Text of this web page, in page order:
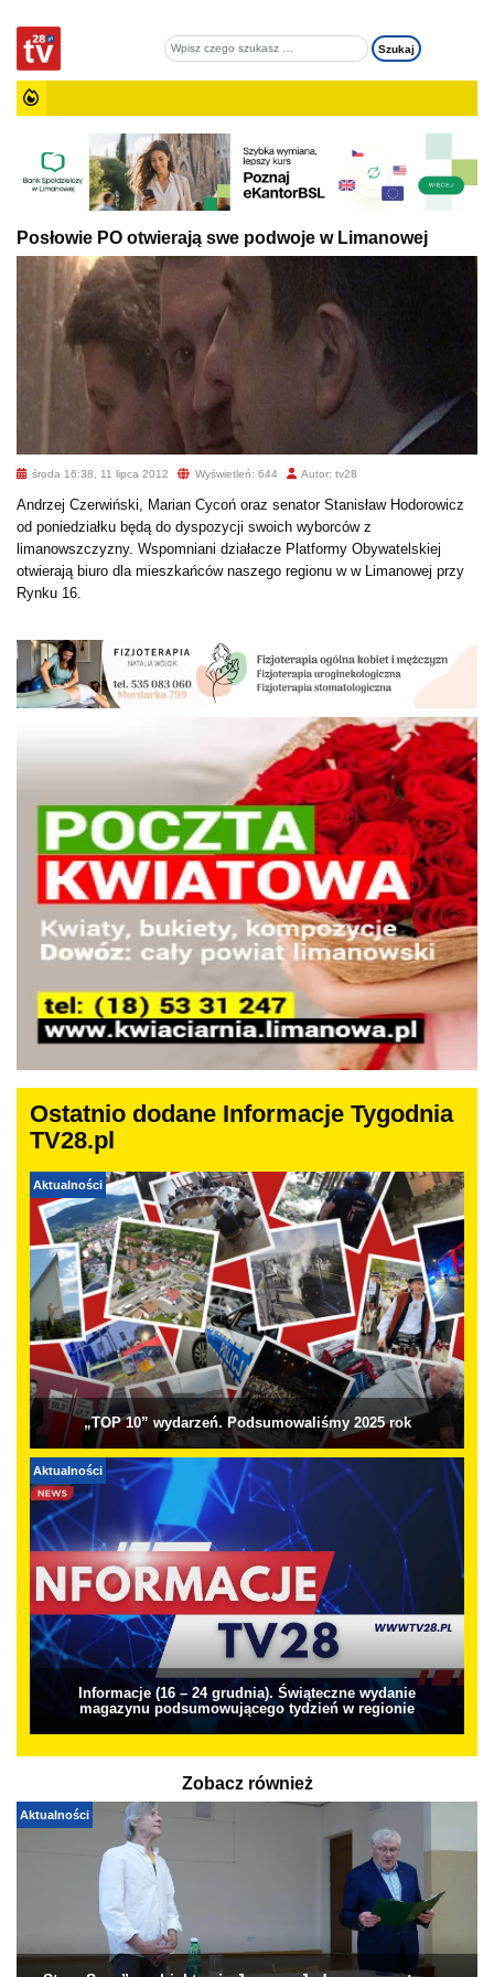
Posłowie PO otwierają swe podwoje w Limanowej
środa 16:38, 11 lipca 2012 Wyświetleń: 644 Autor: tv28
Andrzej Czerwiński, Marian Cycoń oraz senator Stanisław Hodorowicz
od poniedziałku będą do dyspozycji swoich wyborców z
limanowszczyzny. Wspomniani działacze Platformy Obywatelskiej
otwierają biuro dla mieszkańców naszego regionu w w Limanowej przy
Rynku 16.
Ostatnio dodane Informacje Tygodnia
TV28.pl
Aktualności
„TOP 10” wydarzeń. Podsumowaliśmy 2025 rok
Aktualności
Informacje (16 – 24 grudnia). Świąteczne wydanie
magazynu podsumowującego tydzień w regionie
Zobacz również
Aktualności